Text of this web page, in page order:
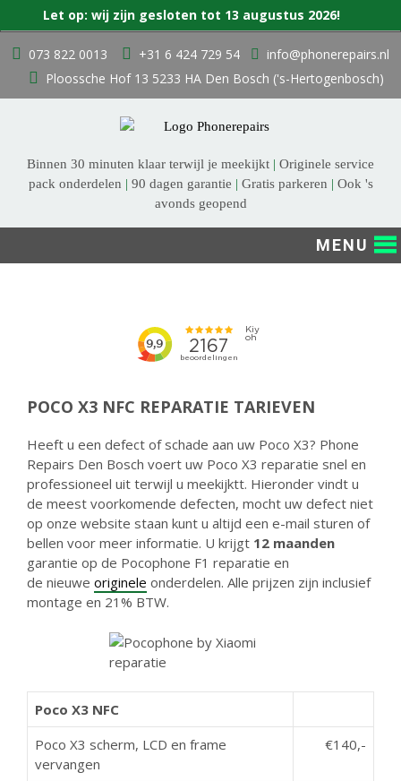
naar
inhoud
073 822 0013 +31 6 424 729 54
info@phonerepairs.nl
Ploossche Hof 13 5233 HA Den Bosch ('s-Hertogenbosch)
Binnen 30 minuten klaar terwijl je meekijkt | Originele service
pack onderdelen | 90 dagen garantie | Gratis parkeren | Ook 's
avonds geopend
POCO X3 NFC REPARATIE TARIEVEN
Heeft u een defect of schade aan uw Poco X3? Phone
Repairs Den Bosch voert uw Poco X3 reparatie snel en
professioneel uit terwijl u meekijktt. Hieronder vindt u
de meest voorkomende defecten, mocht uw defect niet
op onze website staan kunt u altijd een e-mail sturen of
bellen voor meer informatie. U krijgt 12 maanden
garantie op de Pocophone F1 reparatie en
de nieuwe originele onderdelen. Alle prijzen zijn inclusief
montage en 21% BTW.
Poco X3 NFC
Poco X3 scherm, LCD en frame
vervangen
€140,-
Let op: wij zijn gesloten tot 13 augustus 2026!